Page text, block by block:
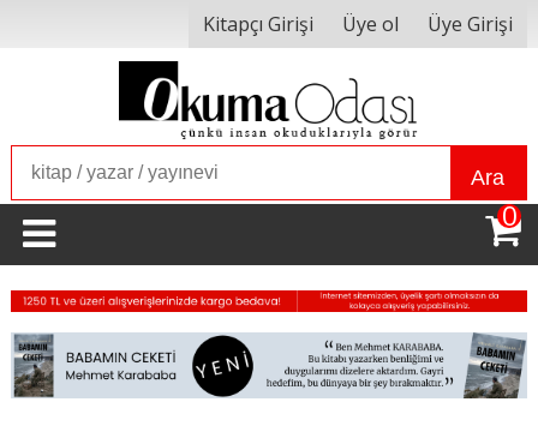
Kitapçı Girişi Üye ol Üye Girişi
Ara
0